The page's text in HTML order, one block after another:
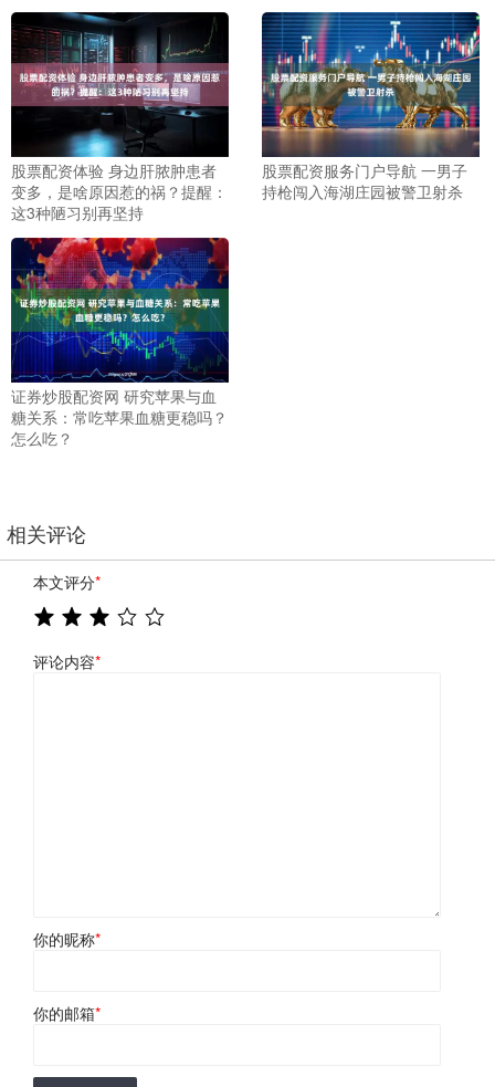
股票配资体验 身边肝脓肿患者
变多，是啥原因惹的祸？提醒：
这3种陋习别再坚持
股票配资服务门户导航 一男子
持枪闯入海湖庄园被警卫射杀
证券炒股配资网 研究苹果与血
糖关系：常吃苹果血糖更稳吗？
怎么吃？
相关评论
本文评分*
评论内容*
你的昵称*
你的邮箱*